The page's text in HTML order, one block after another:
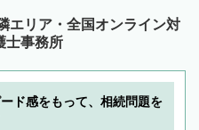
エリア・全国オンライン対
士事務所
ド感をもって、相続問題を